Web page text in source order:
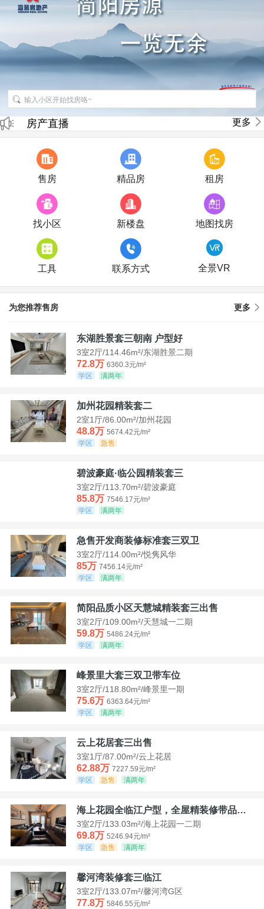
招聘房产销售经纪人
房产直播 更多
售房 精品房 租房
找小区 新楼盘 地图找房
工具 联系方式 全景VR
为您推荐售房 更多
东湖胜景套三朝南 户型好
3室2厅/114.46m²/东湖胜景二期
72.8万 6360.3元/m²
学区
满两年
加州花园精装套二
2室1厅/86.00m²/加州花园
48.8万 5674.42元/m²
学区
急售
碧波豪庭·临公园精装套三
3室2厅/113.70m²/碧波豪庭
85.8万 7546.17元/m²
学区
满两年
急售开发商装修标准套三双卫
3室2厅/114.00m²/悦隽风华
85万 7456.14元/m²
学区
满两年
简阳品质小区天慧城精装套三出售
3室2厅/109.00m²/天慧城一二期
59.8万 5486.24元/m²
学区
满两年
峰景里大套三双卫带车位
3室2厅/118.80m²/峰景里一期
75.6万 6363.64元/m²
学区
满两年
云上花居套三出售
3室1厅/87.00m²/云上花居
62.88万 7227.59元/m²
学区
急售 满两年
海上花园全临江户型，全屋精装修带品牌家具家电，诚意出售！
3室2厅/133.03m²/海上花园一二期
69.8万 5246.94元/m²
学区
急售 满两年
馨河湾装修套三临江
3室2厅/133.07m²/馨河湾G区
77.8万 5846.55元/m²